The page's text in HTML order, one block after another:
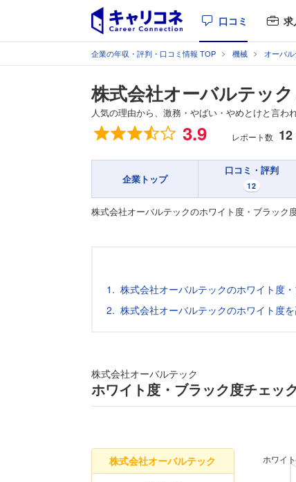
口コミ 求
企業の年収・評判・口コミ情報 TOP 機械 オーバ
株式会社オーバルテック
人気の理由から、激務・やばい・やめとけと言わ
総合評価 3.9 レポート数 12
企業トップ
口コミ・評判
12
株式会社オーバルテックのホワイト度・ブラック
株式会社オーバルテックのホワイト度
株式会社オーバルテックのホワイト度
株式会社オーバルテック
ホワイト度・ブラック度チェッ
株式会社オーバルテック